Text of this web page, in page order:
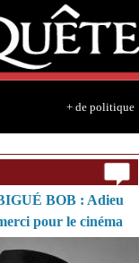
+ de politique
BOB : Adieu
pour le cinéma